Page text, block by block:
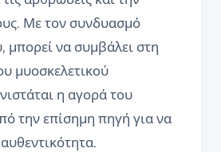
Με τον συνδυασμό
μπορεί να συμβάλει στη
μυοσκελετικού
η αγορά του
την επίσημη πηγή για να